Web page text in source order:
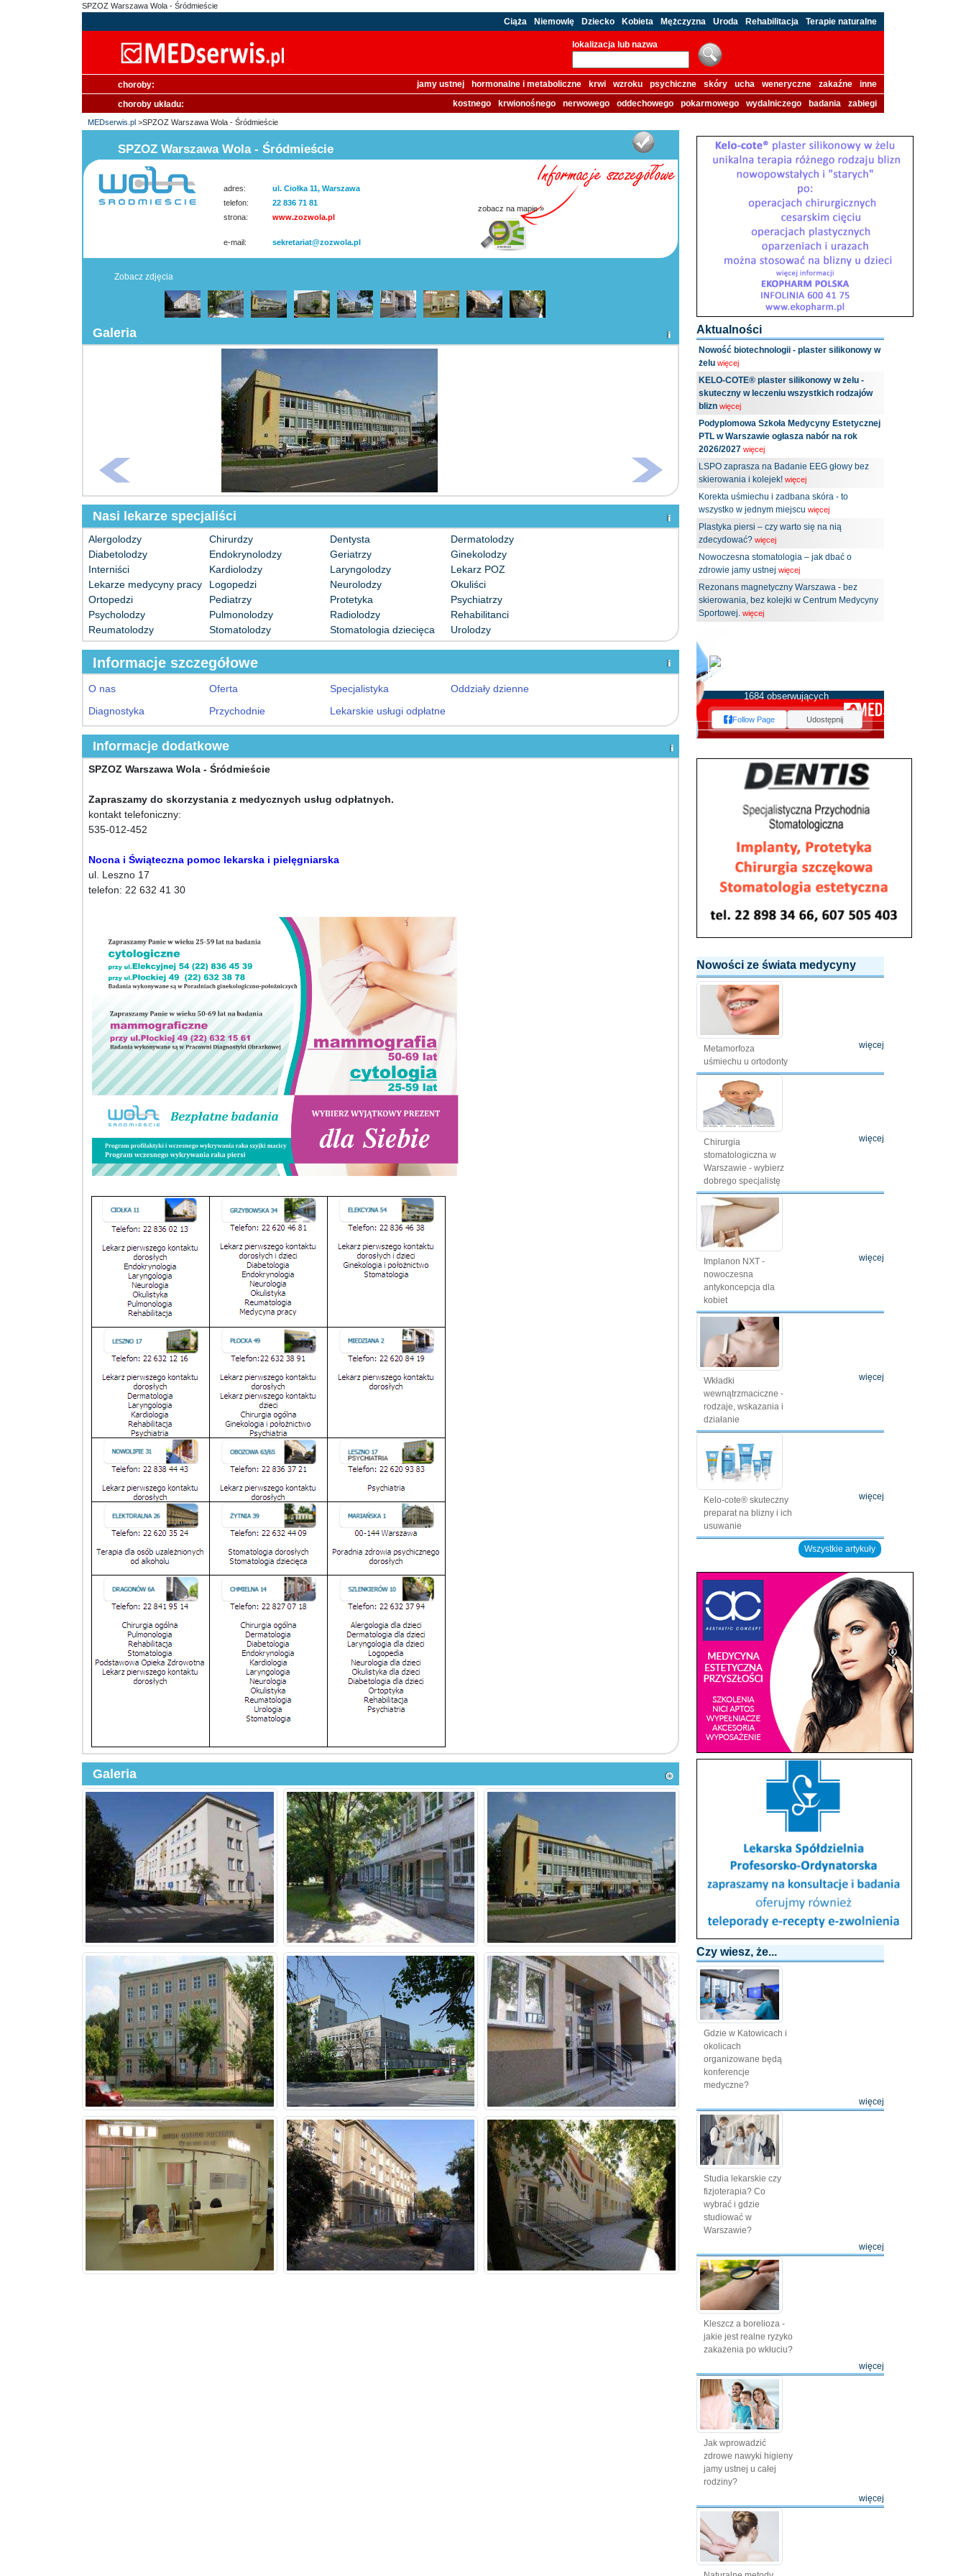
SPZOZ Warszawa Wola - Śródmieście
Ciąża Niemowlę Dziecko Kobieta Mężczyzna Uroda Rehabilitacja Terapie naturalne
lokalizacja lub nazwa
choroby: jamy ustnej hormonalne i metaboliczne krwi wzroku psychiczne skóry ucha weneryczne zakaźne
inne
choroby układu:
kostnego krwionośnego nerwowego oddechowego pokarmowego wydalniczego badania zabiegi
MEDserwis.pl >SPZOZ Warszawa Wola - Śródmieście
SPZOZ Warszawa Wola - Śródmieście
adres:
ul. Ciołka 11, Warszawa
telefon:
22 836 71 81
strona:
www.zozwola.pl
e-mail: sekretariat@zozwola.pl
zobacz na mapie »
Zobacz zdjęcia
Galeria
Nasi lekarze specjaliści
Alergolodzy Chirurdzy Dentysta
Dermatolodzy
Diabetolodzy
Endokrynolodzy Geriatrzy
Ginekolodzy
Interniści
Kardiolodzy Laryngolodzy
Lekarz POZ
Lekarze medycyny pracy
Logopedzi Neurolodzy
Okuliści
Ortopedzi
Pediatrzy Protetyka
Psychiatrzy
Psycholodzy
Pulmonolodzy Radiolodzy
Rehabilitanci
Reumatolodzy
Stomatolodzy Stomatologia dziecięca Urolodzy
Informacje szczegółowe
O nas Oferta Specjalistyka
Oddziały dzienne
Diagnostyka
Przychodnie Lekarskie usługi odpłatne
Informacje dodatkowe
SPZOZ Warszawa Wola - Śródmieście
Zapraszamy do skorzystania z medycznych usług odpłatnych.
kontakt telefoniczny:
535-012-452
Nocna i Świąteczna pomoc lekarska i pielęgniarska
ul. Leszno 17
telefon: 22 632 41 30
Galeria
Aktualności
Nowość biotechnologii - plaster silikonowy w
żelu więcej
KELO-COTE® plaster silikonowy w żelu -
skuteczny w leczeniu wszystkich rodzajów
blizn więcej
Podyplomowa Szkoła Medycyny Estetycznej
PTL w Warszawie ogłasza nabór na rok
2026/2027 więcej
LSPO zaprasza na Badanie EEG głowy bez
skierowania i kolejek! więcej
Korekta uśmiechu i zadbana skóra - to
wszystko w jednym miejscu więcej
Plastyka piersi – czy warto się na nią
zdecydować? więcej
Nowoczesna stomatologia – jak dbać o
zdrowie jamy ustnej więcej
Rezonans magnetyczny Warszawa - bez
skierowania, bez kolejki w Centrum Medycyny
Sportowej. więcej
1684 obserwujących
Follow Page Udostępnij
Nowości ze świata medycyny
Metamorfoza
uśmiechu u ortodonty
więcej
Chirurgia
stomatologiczna w
Warszawie - wybierz
dobrego specjalistę
więcej
Implanon NXT -
nowoczesna
antykoncepcja dla
kobiet
więcej
Wkładki
wewnątrzmaciczne -
rodzaje, wskazania i
działanie
więcej
Kelo-cote® skuteczny
preparat na blizny i ich
usuwanie
więcej
Wszystkie artykuły
Czy wiesz, że...
Gdzie w Katowicach i
okolicach
organizowane będą
konferencje
medyczne?
więcej
Studia lekarskie czy
fizjoterapia? Co
wybrać i gdzie
studiować w
Warszawie?
więcej
Kleszcz a borelioza -
jakie jest realne ryzyko
zakażenia po wkłuciu?
więcej
Jak wprowadzić
zdrowe nawyki higieny
jamy ustnej u całej
rodziny?
więcej